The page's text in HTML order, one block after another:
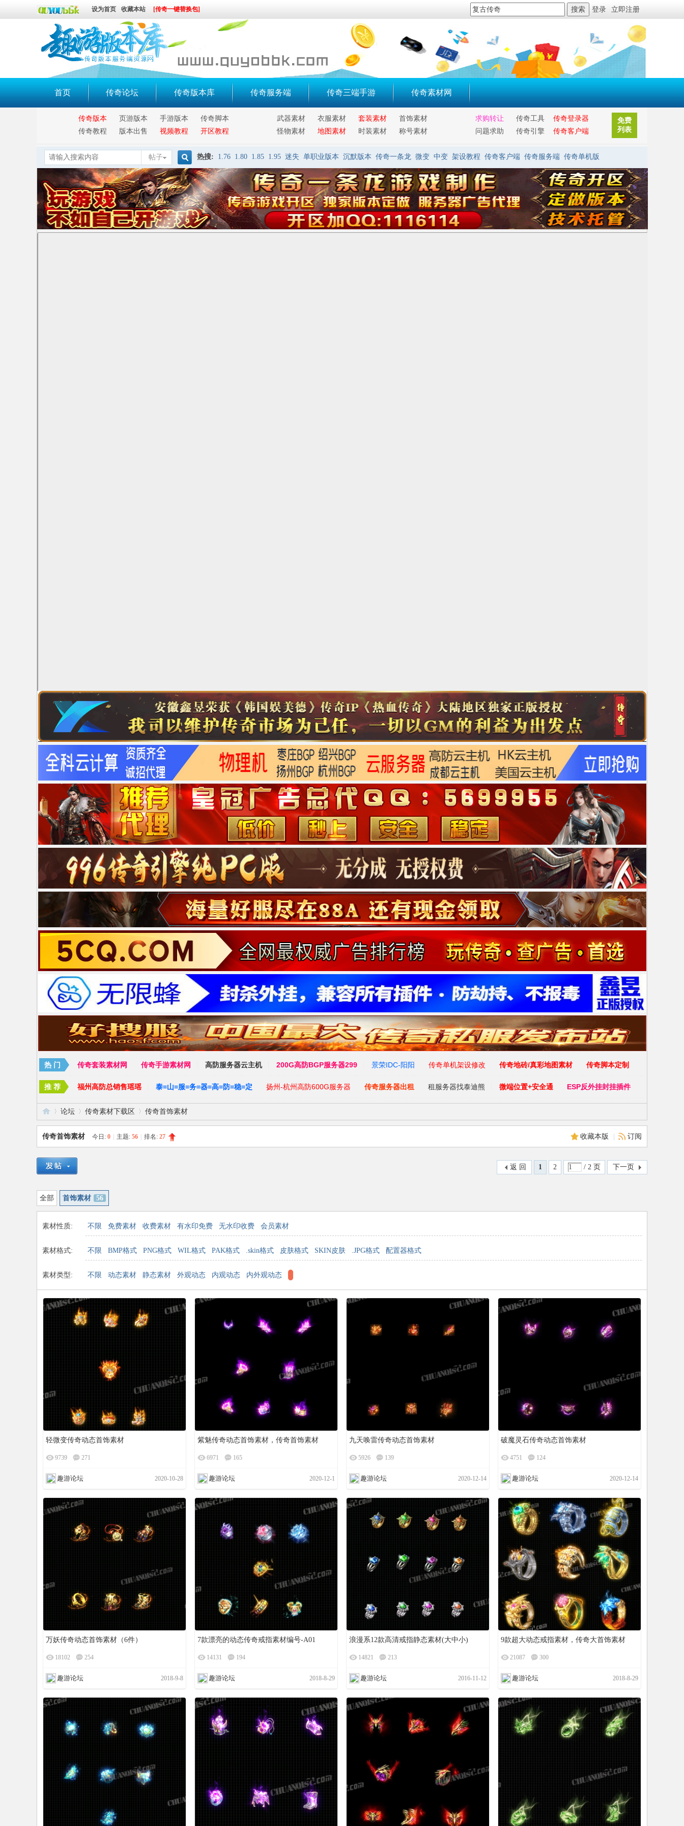
搜索 登录 立即注册
设为首页 收藏本站 [传奇一键替换包]
首页 传奇论坛 传奇版本库 传奇服务端 传奇三端手游 传奇素材网
传奇版本 页游版本 手游版本
传奇脚本
传奇教程
版本出售 视频教程 开区教程
武器素材 衣服素材 套装素材
首饰素材
怪物素材
地图素材 时装素材 称号素材
求购转让 传奇工具
传奇登录器
问题求助
传奇引擎 传奇客户端
免费
列表
帖子
搜
索
热搜: 1.76 1.80 1.85 1.95 迷失 单职业版本 沉默版本 传奇一条龙 微变 中变 架设教程 传奇客户端 传奇服务端 传奇单机版
游
坛
论坛 传奇素材下载区 传奇首饰素材
收藏本版 订阅
传奇首饰素材 今日: 0 主题: 56 排名: 27
1 2 / 2 页 下一页
返 回
全部 首饰素材 56
素材性质: 不限 免费素材 收费素材 有水印免费 无水印收费 会员素材
素材格式: 不限 BMP格式 PNG格式 WIL格式 PAK格式 .skin格式 皮肤格式 SKIN皮肤 .JPG格式 配置器格式
素材类型: 不限 动态素材 静态素材 外观动态 内观动态 内外观动态
轻微变传奇动态首饰素材
9739 271
趣游论坛 2020-10-28
紫魅传奇动态首饰素材，传奇首饰素材
6971 165
趣游论坛 2020-12-1
九天唤雷传奇动态首饰素材
5926 139
趣游论坛 2020-12-14
破魔灵石传奇动态首饰素材
4751 124
趣游论坛 2020-12-14
万妖传奇动态首饰素材（6件）
18102 254
趣游论坛 2018-9-8
7款漂亮的动态传奇戒指素材编号-A01
14131 194
趣游论坛 2018-8-29
浪漫系12款高清戒指静态素材(大中小)
14821 213
趣游论坛 2016-11-12
9款超大动态戒指素材，传奇大首饰素材
21087 300
趣游论坛 2018-8-29